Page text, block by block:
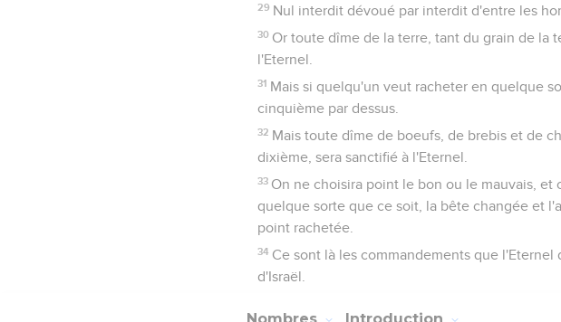
29 Nul interdit dévoué par interdit d'entre les
30 Or toute dîme de la terre, tant du grain de la
l'Eternel.
31 Mais si quelqu'un veut racheter en quelque
cinquième par dessus.
32 Mais toute dîme de boeufs, de brebis et de
dixième, sera sanctifié à l'Eternel.
33 On ne choisira point le bon ou le mauvais,
quelque sorte que ce soit, la bête changée et
point rachetée.
34 Ce sont là les commandements que
d'Israël.